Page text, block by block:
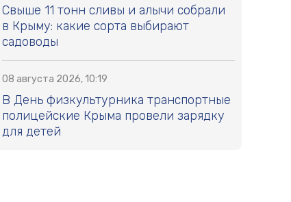
Свыше 11 тонн сливы и алычи собрали
в Крыму: какие сорта выбирают
садоводы
08 августа 2026, 10:19
В День физкультурника транспортные
полицейские Крыма провели зарядку
для детей